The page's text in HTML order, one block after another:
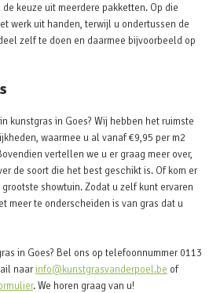
de keuze uit meerdere pakketten. Op die
werk uit handen, terwijl u ondertussen de
zelf te doen en daarmee bijvoorbeeld op
kunstgras in Goes? Wij hebben het ruimste
waarmee u al vanaf €9,95 per m2
vertellen we u er graag meer over,
de soort die het best geschikt is. Of kom er
showtuin. Zodat u zelf kunt ervaren
meer te onderscheiden is van gras dat u
in Goes? Bel ons op telefoonnummer 0113
naarinfo@kunstgrasvanderpoel.be of
. We horen graag van u!